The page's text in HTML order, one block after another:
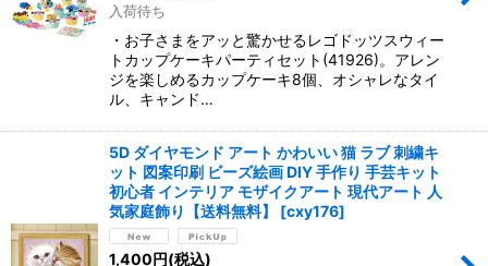
入荷待ち
・お子さまをアッと驚かせるレゴドッツスウィー
トカップケーキパーティセット(41926)。アレン
ジを楽しめるカップケーキ8個、オシャレなタイ
ル、キャンド…
5D ダイヤモンド アート かわいい 猫 ラブ 刺繍キ
ット 図案印刷 ビーズ絵画 DIY 手作り 手芸キット
初心者 インテリア モザイクアート 現代アート 人
気家庭飾り【送料無料】
[cxy176]
1,400円(税込)